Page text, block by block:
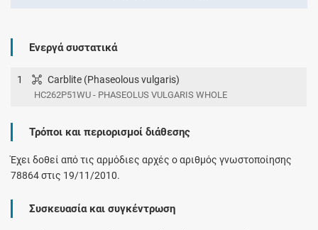
Ενεργά συστατικά
1 Carblite (Phaseolous vulgaris)
HC262P51WU - PHASEOLUS VULGARIS WHOLE
Τρόποι και περιορισμοί διάθεσης
Έχει δοθεί από τις αρμόδιες αρχές ο αριθμός γνωστοποίησης
78864 στις 19/11/2010.
Συσκευασία και συγκέντρωση